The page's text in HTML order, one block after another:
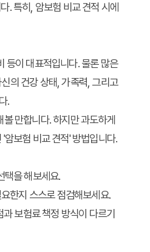
. 특히, 암보험 비교 견적 시에
등이 대표적입니다. 물론 많은
의 건강 상태, 가족력, 그리고
.
만합니다. 하지만 과도하게
보험 비교 견적' 방법입니다.
택을 해보세요.
한지 스스로 점검해보세요.
보험료 책정 방식이 다르기